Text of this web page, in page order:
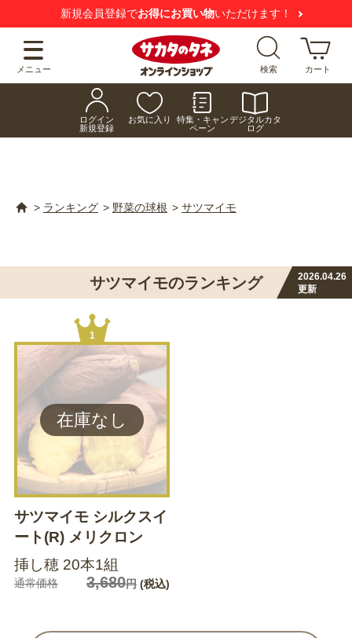
新規会員登録でお得にお買い物いただけます！
メニュー 検索 カート
ログイン
新規登録
お気に入り
特集・キャン
ペーン
デジタルカタ
ログ
> ランキング > 野菜の球根 > サツマイモ
サツマイモのランキング
2026.04.26
更新
1
サツマイモ シルクスイ
ート(R) メリクロン
挿し穂 20本1組
通常価格 3,680円(税込)